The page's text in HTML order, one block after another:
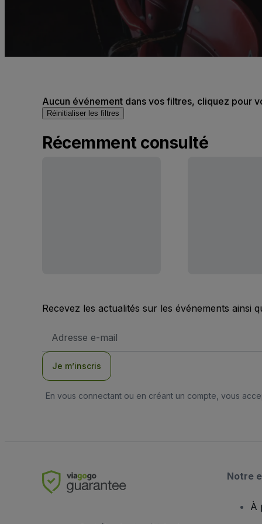
Aucun événement dans vos filtres, cliquez pour
Réinitialiser les filtres
Récemment consulté
Recevez les actualités sur les événements ainsi
e-
Je m’inscris
En vous connectant ou en créant un compte, vous
Notre
À